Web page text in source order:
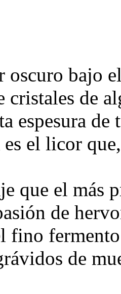
oscuro bajo
cristales de
espesura
el licor
que el más
de
fino
de